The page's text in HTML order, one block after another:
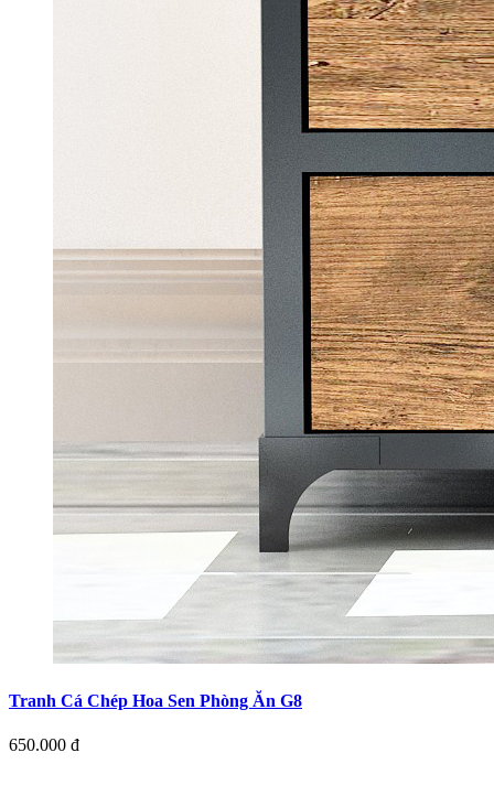
Tranh Cá Chép Hoa Sen Phòng Ăn G8
650.000 đ